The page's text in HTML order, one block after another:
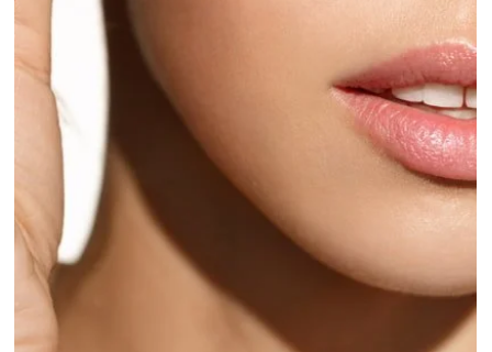
Domodossola per prendersi cura di sé, a chi ci ha accordato
fiducia, a chi continua a tornare e a chi ci ha scoperto per la
prima volta in questi mesi. Ogni trattamento, ogni consulenza,
ogni percorso di bellezza nasce da una relazione costruita nel
tempo. Ed è proprio questo rapporto, fatto di ascolto e
attenzione, a dare valore al nostro lavoro